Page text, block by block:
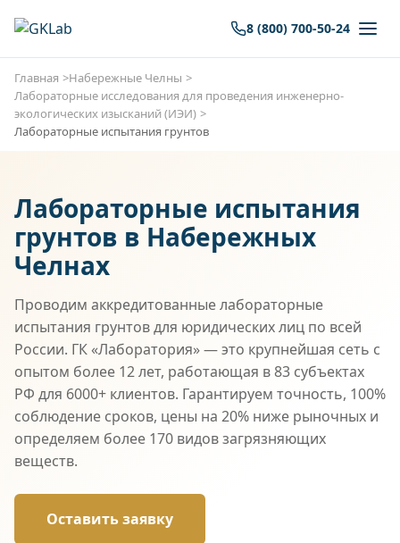
8 (800) 700-50-24
Главная
Набережные Челны
Лабораторные исследования для проведения инженерно-
экологических изысканий (ИЭИ)
Лабораторные испытания грунтов
Лабораторные испытания
грунтов в Набережных
Челнах
Проводим аккредитованные лабораторные
испытания грунтов для юридических лиц по всей
России. ГК «Лаборатория» — это крупнейшая сеть с
опытом более 12 лет, работающая в 83 субъектах
РФ для 6000+ клиентов. Гарантируем точность, 100%
соблюдение сроков, цены на 20% ниже рыночных и
определяем более 170 видов загрязняющих
веществ.
Оставить заявку